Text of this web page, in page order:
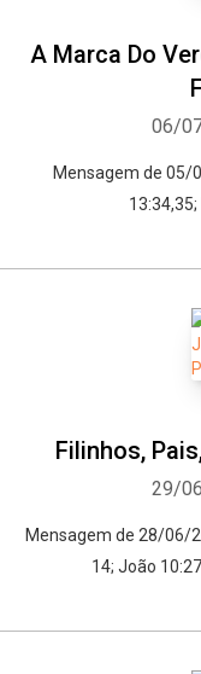
A Marca Do
06/
Mensagem de 05/
Filinhos,
29/
Mensagem de 28/06/
14; João